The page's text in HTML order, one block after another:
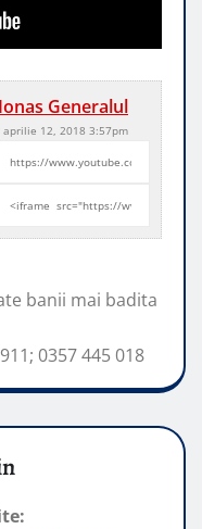
Generalul
aprilie 12, 2018 3:57pm
banii mai badita
0357 445 018